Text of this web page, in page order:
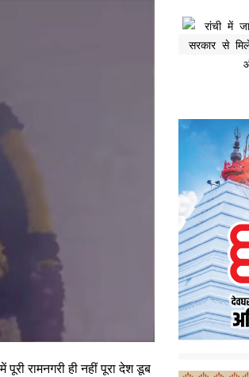
रामनगरी ही नहीं पूरा देश डूब